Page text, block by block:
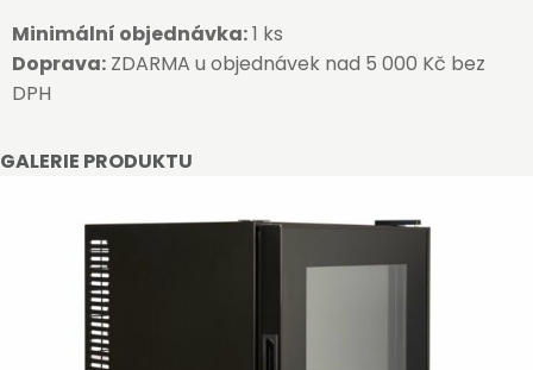
GALERIE PRODUKTU
Minimální objednávka:1 ks
Doprava: ZDARMA u objednávek nad 5 000 Kč bez
DPH